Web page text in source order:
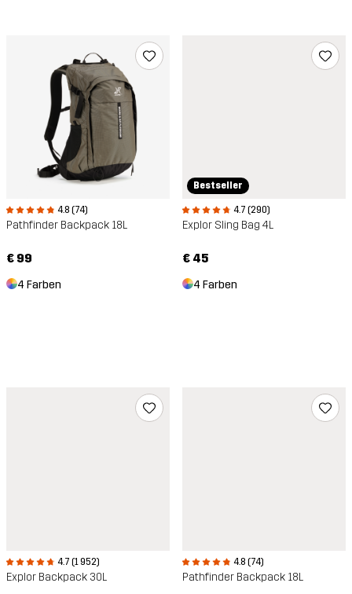
4.8 (74)
Pathfinder Backpack 18L
€ 99
4 Farben
Bestseller
4.7 (290)
Explor Sling Bag 4L
€ 45
4 Farben
4.7 (1 952)
Explor Backpack 30L
4.8 (74)
Pathfinder Backpack 18L